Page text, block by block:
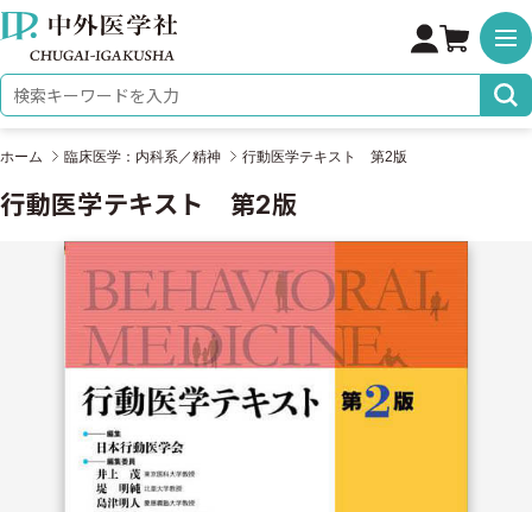
株式会社 中外医学社
検索キーワード
ホーム 臨床医学：内科系／精神 行動医学テキスト 第2版
行動医学テキスト 第2版